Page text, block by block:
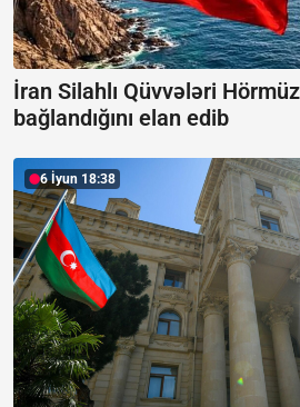
İran Silahlı Qüvvələri Hörmüz
bağlandığını elan edib
6 İyun 18:38